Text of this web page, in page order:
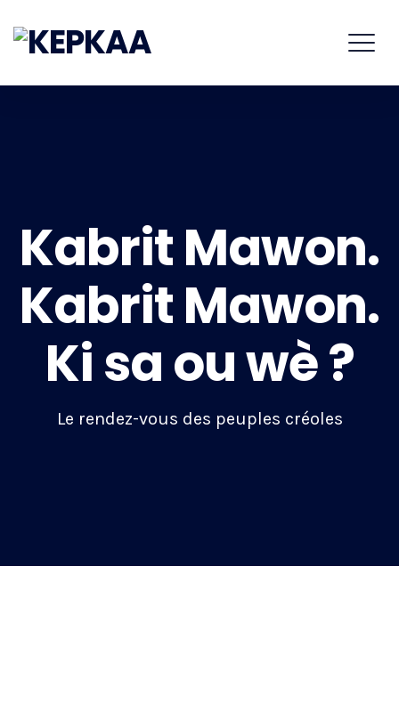
Kabrit Mawon.
Kabrit Mawon.
Ki sa ou wè ?
Le rendez-vous des peuples créoles